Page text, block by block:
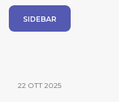
SIDEBAR
22 OTT 2025